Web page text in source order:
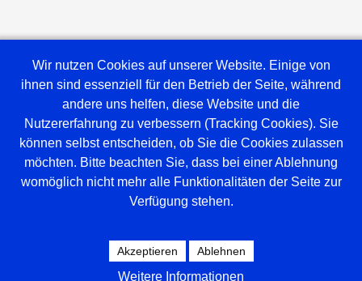
Weblinks
Spielplan Tischtennis
Hallenbelegung
Wir nutzen Cookies auf unserer Website. Einige von
ihnen sind essenziell für den Betrieb der Seite, während
andere uns helfen, diese Website und die
Nutzererfahrung zu verbessern (Tracking Cookies). Sie
können selbst entscheiden, ob Sie die Cookies zulassen
möchten. Bitte beachten Sie, dass bei einer Ablehnung
womöglich nicht mehr alle Funktionalitäten der Seite zur
Verfügung stehen.
Akzeptieren Ablehnen
Weitere Informationen